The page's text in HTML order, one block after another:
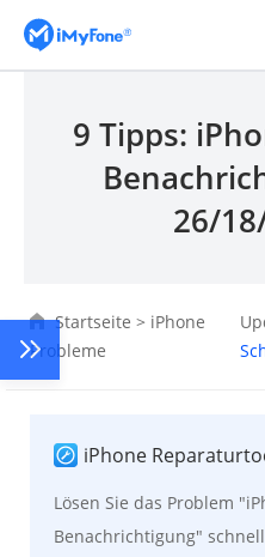
9 Tipps:
26/
Startseite > iPhone
Probleme
iPhone
Lösen Sie das Problem
Benachrichtigung"